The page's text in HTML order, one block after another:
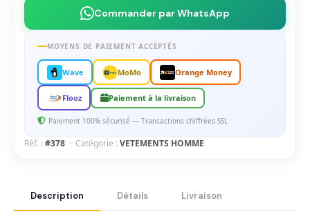
Commander par WhatsApp
MOYENS DE PAIEMENT ACCEPTÉS
Wave MoMo Orange Money
Flooz Paiement à la livraison
Paiement 100% sécurisé — Transactions chiffrées SSL
Réf. : #378 · Catégorie : VETEMENTS HOMME
Description Détails Livraison